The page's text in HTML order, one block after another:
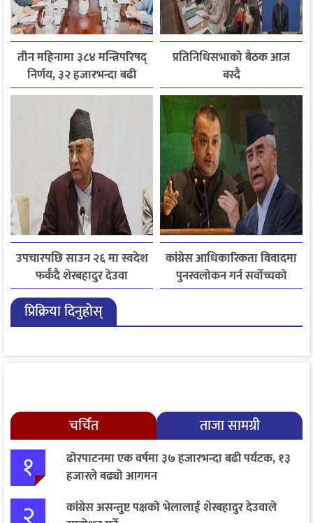
तीन महिनामा ३८४ मन्त्रिपरिषद्
निर्णय, ३२ हजारभन्दा बढी
गुनासो फर्छ्योट
प्रतिनिधिसभाको बैठक आज
बस्दै
उपचारपछि साउन २६ मा स्वदेश
फर्कँदै शेरबहादुर देउवा
कांग्रेस आधिकारिकता विवादमा
पुनरवलोकन गर्न सर्वोच्चको
अनुमति
प्रिक्रिया दिनुहोस्
चर्चित ताजा सामग्री
१
ढोरपाटनमा एक वर्षमा ३७ हजारभन्दा बढी पर्यटक, १३
हजारले बढ्यो आगमन
कांग्रेस असन्तुष्ट पक्षको भेलालाई शेरबहादुर देउवाले